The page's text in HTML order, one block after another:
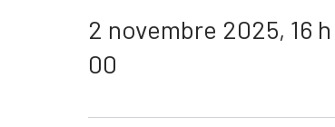
2 novembre 2025, 16 h
00